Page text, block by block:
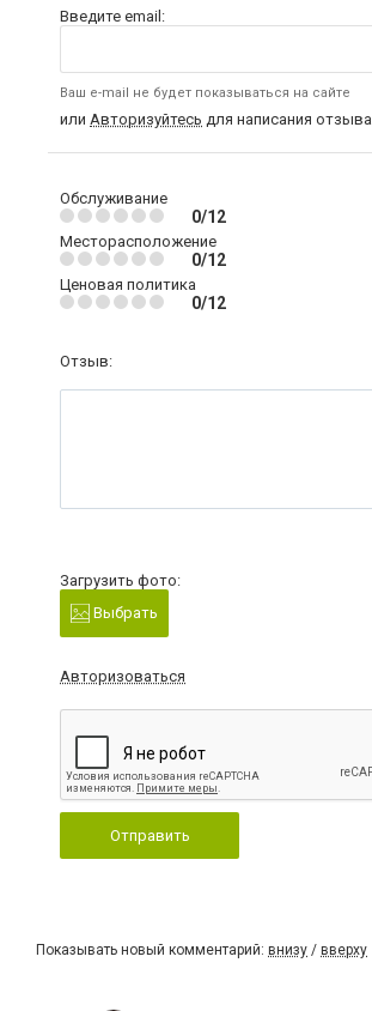
Введите email:
Ваш e-mail не будет показываться на сайте
или Авторизуйтесь для написания отзыва
Обслуживание
0/12
Месторасположение
0/12
Ценовая политика
0/12
Отзыв:
Загрузить фото:
Выбрать
Авторизоваться
Отправить
Показывать новый комментарий: внизу / вверху